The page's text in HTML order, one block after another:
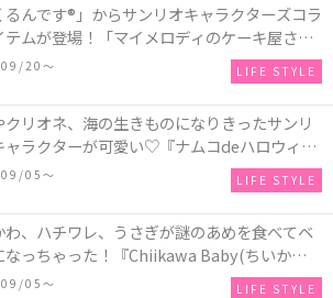
るんです®」からサンリオキャラクターズコラ
テムが登場！「マイメロディのケーキ屋さ
どミニチュアハウス8種類と、「シナモロール
ーゴーランド」などオルゴールで動く仕掛け
ウッドパズル2種類♪
20〜 LIFE STYLE
クリオネ、海の生きものになりきったサンリ
ャラクターが可愛い♡『ナムコdeハロウィン
マーメイドファンタジー～』全国のアミュー
ト施設「ナムコ」「ナムコオンラインクレー
開催！
05〜 LIFE STYLE
わ、ハチワレ、うさぎが謎のあめを食べてベ
なっちゃった！『Chiikawa Baby(ちいかわベ
の催事を全国14か所で開催！
05〜 LIFE STYLE